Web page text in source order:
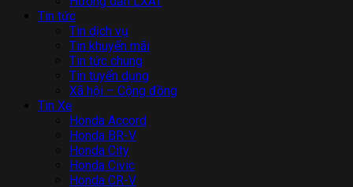
Tin tức
Tin dịch vụ
Tin khuyến mãi
Tin tức chung
Tin tuyển dụng
Xã hội – Cộng đồng
Tin Xe
Honda Accord
Honda BR-V
Honda City
Honda Civic
Honda CR-V